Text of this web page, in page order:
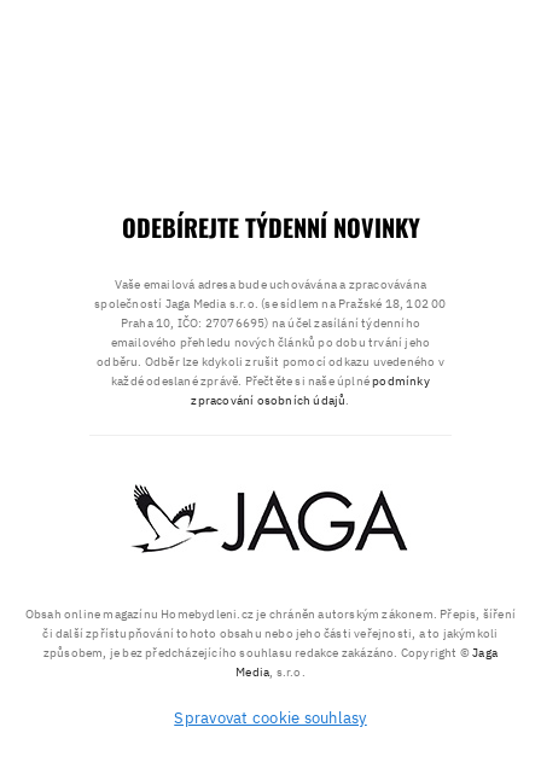
Obsah online magazínu Homebydleni.cz je chráněn autorským zákonem. Přepis, šíření
či další zpřístupňování tohoto obsahu nebo jeho části veřejnosti, a to jakýmkoli
způsobem, je bez předcházejícího souhlasu redakce zakázáno. Copyright ©Jaga
Media, s.r.o.
Spravovat cookie souhlasy
ODEBÍREJTE TÝDENNÍ NOVINKY
Vaše emailová adresa bude uchovávána a zpracovávána
společností Jaga Media s.r.o. (se sídlem na Pražské 18, 102 00
Praha 10, IČO: 27076695) na účel zasílání týdenního
emailového přehledu nových článků po dobu trvání jeho
odběru. Odběr lze kdykoli zrušit pomocí odkazu uvedeného v
každé odeslané zprávě. Přečtěte si naše úplnépodmínky
zpracování osobních údajů.